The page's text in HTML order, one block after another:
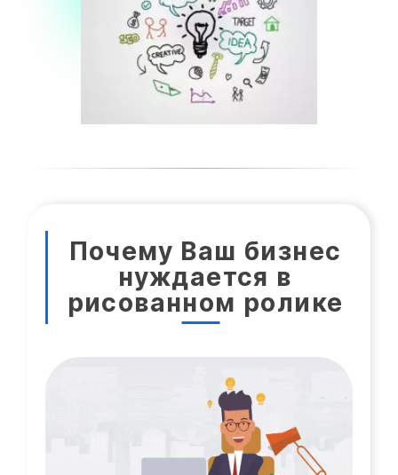
Почему Ваш бизнес
нуждается в
рисованном ролике